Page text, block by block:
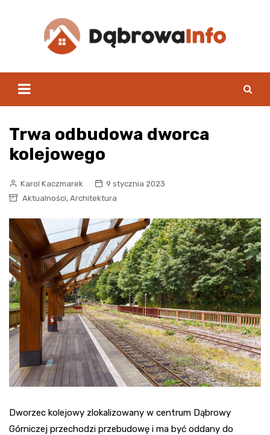
Trwa odbudowa dworca
kolejowego
Karol Kaczmarek
9 stycznia 2023
Aktualności, Architektura
Dworzec kolejowy zlokalizowany w centrum Dąbrowy
Górniczej przechodzi przebudowę i ma być oddany do